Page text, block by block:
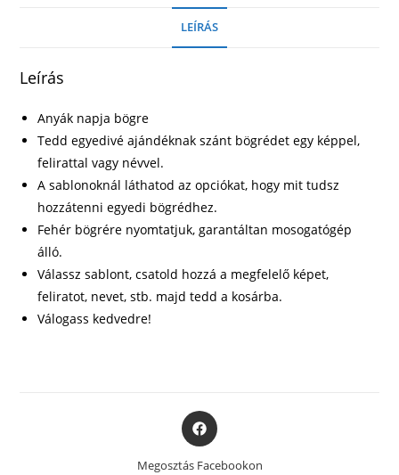
LEÍRÁS
Leírás
Anyák napja bögre
Tedd egyedivé ajándéknak szánt bögrédet egy képpel,
felirattal vagy névvel.
A sablonoknál láthatod az opciókat, hogy mit tudsz
hozzátenni egyedi bögrédhez.
Fehér bögrére nyomtatjuk, garantáltan mosogatógép
álló.
Válassz sablont, csatold hozzá a megfelelő képet,
feliratot, nevet, stb. majd tedd a kosárba.
Válogass kedvedre!
Opens
in
a
Megosztás Facebookon